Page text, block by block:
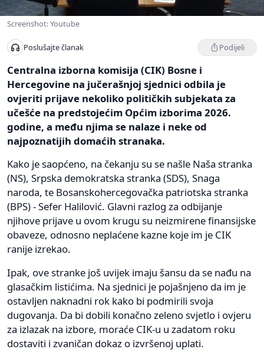
Screenshot: Youtube
Poslušajte članak Podijeli
Centralna izborna komisija (CIK) Bosne i
Hercegovine na jučerašnjoj sjednici odbila je
ovjeriti prijave nekoliko političkih subjekata za
učešće na predstojećim Općim izborima 2026.
godine, a među njima se nalaze i neke od
najpoznatijih domaćih stranaka.
Kako je saopćeno, na čekanju su se našle Naša stranka
(NS), Srpska demokratska stranka (SDS), Snaga
naroda, te Bosanskohercegovačka patriotska stranka
(BPS) - Sefer Halilović. Glavni razlog za odbijanje
njihove prijave u ovom krugu su neizmirene finansijske
obaveze, odnosno neplaćene kazne koje im je CIK
ranije izrekao.
Ipak, ove stranke još uvijek imaju šansu da se nađu na
glasačkim listićima. Na sjednici je pojašnjeno da im je
ostavljen naknadni rok kako bi podmirili svoja
dugovanja. Da bi dobili konačno zeleno svjetlo i ovjeru
za izlazak na izbore, moraće CIK-u u zadatom roku
dostaviti i zvaničan dokaz o izvršenoj uplati.